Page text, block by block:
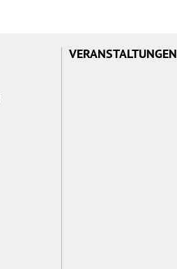
VERANSTALTUNGEN